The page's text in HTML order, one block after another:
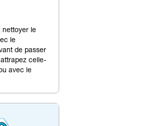
nettoyer le
le
de passer
celle-
avec le